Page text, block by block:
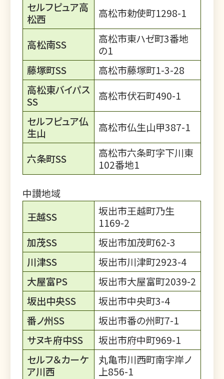
セルフピュア高
松西
高松市勅使町1298-1
高松南SS
高松市東ハゼ町3番地
の1
藤塚町SS
高松市藤塚町1-3-28
高松東バイパス
SS
高松市伏石町490-1
セルフピュア仏
生山
高松市仏生山甲387-1
六条町SS
高松市六条町字下川東
102番地1
中讃地域
王越SS
坂出市王越町乃生
1169-2
加茂SS
坂出市加茂町62-3
川津SS
坂出市川津町2923-4
大屋富PS
坂出市大屋富町2039-2
坂出中央SS
坂出市中央町3-4
番ノ州SS
坂出市番の州町7-1
サヌキ府中SS
坂出市府中町969-1
セルフ＆カーケ
ア川西
丸亀市川西町南字岸ノ
上856-1